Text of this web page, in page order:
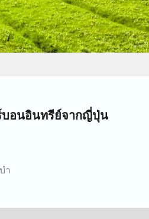
อนอินทรีย์จากญี่ปุ่น
ำ